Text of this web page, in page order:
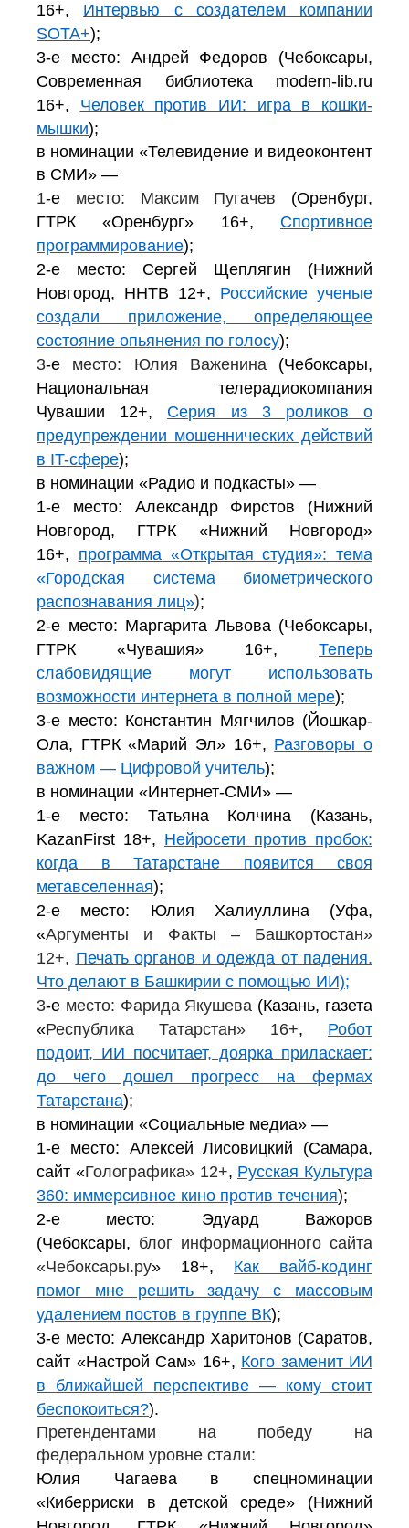
16+,
Интервью с создателем компании
SOTA+);
3-е место: Андрей Федоров (Чебоксары,
Современная библиотека modern-lib.ru
16+, Человек против ИИ: игра в кошки-
мышки);
в номинации «Телевидение и видеоконтент
в СМИ» —
1-е место: Максим Пугачев (Оренбург,
ГТРК «Оренбург» 16+, Спортивное
программирование);
2-е место: Сергей Щеплягин (Нижний
Новгород, ННТВ 12+, Российские ученые
создали приложение, определяющее
состояние опьянения по голосу);
3-е место: Юлия Важенина (Чебоксары,
Национальная телерадиокомпания
Чувашии 12+, Серия из 3 роликов о
предупреждении мошеннических действий
в IT-сфере);
в номинации «Радио и подкасты» —
1-е место: Александр Фирстов (Нижний
Новгород, ГТРК «Нижний Новгород»
16+, программа «Открытая студия»: тема
«Городская система биометрического
распознавания лиц»);
2-е место: Маргарита Львова (Чебоксары,
ГТРК «Чувашия» 16+, Теперь
слабовидящие могут использовать
возможности интернета в полной мере);
3-е место: Константин Мягчилов (Йошкар-
Ола, ГТРК «Марий Эл» 16+, Разговоры о
важном — Цифровой учитель);
в номинации «Интернет-СМИ» —
1-е место: Татьяна Колчина (Казань,
KazanFirst 18+, Нейросети против пробок:
когда в Татарстане появится своя
метавселенная);
2-е место: Юлия Халиуллина (Уфа,
«Аргументы и Факты – Башкортостан»
12+, Печать органов и одежда от падения.
Что делают в Башкирии с помощью ИИ);
3-е место: Фарида Якушева (Казань, газета
«Республика Татарстан» 16+, Робот
подоит, ИИ посчитает, доярка приласкает:
до чего дошел прогресс на фермах
Татарстана);
в номинации «Социальные медиа» —
1-е место: Алексей Лисовицкий (Самара,
сайт «Голографика» 12+, Русская Культура
360: иммерсивное кино против течения);
2-е место: Эдуард Важоров
(Чебоксары, блог информационного сайта
«Чебоксары.ру» 18+, Как вайб-кодинг
помог мне решить задачу с массовым
удалением постов в группе ВК);
3-е место: Александр Харитонов (Саратов,
сайт «Настрой Сам» 16+, Кого заменит ИИ
в ближайшей перспективе — кому стоит
беспокоиться?).
Претендентами на победу на
федеральном уровне стали:
Юлия Чагаева в спецноминации
«Киберриски в детской среде» (Нижний